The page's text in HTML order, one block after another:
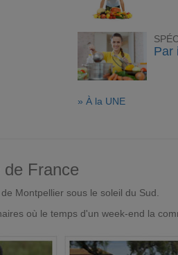
Par
» À la UNE
France
Montpellier sous le soleil du Sud.
où le temps d'un week-end la